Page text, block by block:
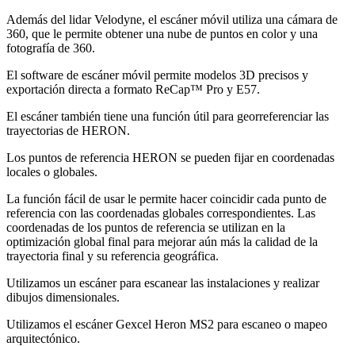
Además del lidar Velodyne, el escáner móvil utiliza una cámara de
360, que le permite obtener una nube de puntos en color y una
fotografía de 360.
El software de escáner móvil permite modelos 3D precisos y
exportación directa a formato ReCap™ Pro y E57.
El escáner también tiene una función útil para georreferenciar las
trayectorias de HERON.
Los puntos de referencia HERON se pueden fijar en coordenadas
locales o globales.
La función fácil de usar le permite hacer coincidir cada punto de
referencia con las coordenadas globales correspondientes. Las
coordenadas de los puntos de referencia se utilizan en la
optimización global final para mejorar aún más la calidad de la
trayectoria final y su referencia geográfica.
Utilizamos un escáner para escanear las instalaciones y realizar
dibujos dimensionales.
Utilizamos el escáner Gexcel Heron MS2 para escaneo o mapeo
arquitectónico.